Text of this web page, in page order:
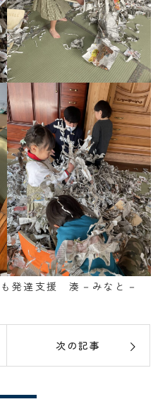
発達支援 湊－みなと－
次の記事